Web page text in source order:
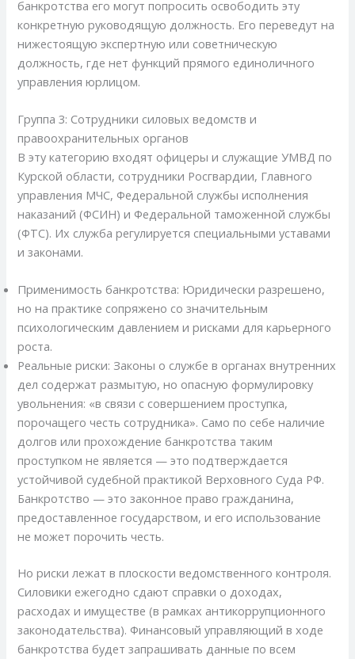
банкротства его могут попросить освободить эту
конкретную руководящую должность. Его переведут на
нижестоящую экспертную или советническую
должность, где нет функций прямого единоличного
управления юрлицом.
Группа 3: Сотрудники силовых ведомств и
правоохранительных органов
В эту категорию входят офицеры и служащие УМВД по
Курской области, сотрудники Росгвардии, Главного
управления МЧС, Федеральной службы исполнения
наказаний (ФСИН) и Федеральной таможенной службы
(ФТС). Их служба регулируется специальными уставами
и законами.
Применимость банкротства: Юридически разрешено,
но на практике сопряжено со значительным
психологическим давлением и рисками для карьерного
роста.
Реальные риски: Законы о службе в органах внутренних
дел содержат размытую, но опасную формулировку
увольнения: «в связи с совершением проступка,
порочащего честь сотрудника». Само по себе наличие
долгов или прохождение банкротства таким
проступком не является — это подтверждается
устойчивой судебной практикой Верховного Суда РФ.
Банкротство — это законное право гражданина,
предоставленное государством, и его использование
не может порочить честь.
Но риски лежат в плоскости ведомственного контроля.
Силовики ежегодно сдают справки о доходах,
расходах и имуществе (в рамках антикоррупционного
законодательства). Финансовый управляющий в ходе
банкротства будет запрашивать данные по всем